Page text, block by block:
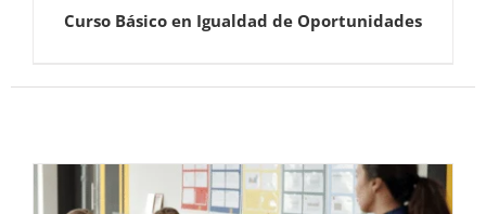
Curso Básico en Igualdad de Oportunidades